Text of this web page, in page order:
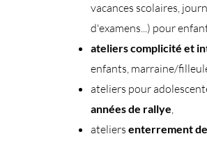
vacances scolaires,
d'examens...) pour
ateliers complicité et
enfants, marraine/
ateliers pour
années de rallye,
ateliersenterrement